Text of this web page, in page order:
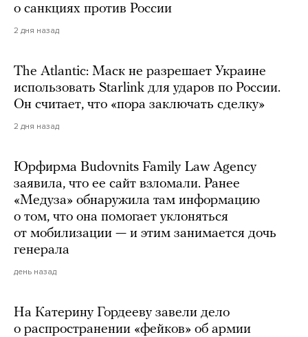
о санкциях против России
2 дня назад
The Atlantic: Маск не разрешает Украине
использовать Starlink для ударов по России.
Он считает, что «пора заключать сделку»
2 дня назад
Юрфирма Budovnits Family Law Agency
заявила, что ее сайт взломали. Ранее
«Медуза» обнаружила там информацию
о том, что она помогает уклоняться
от мобилизации — и этим занимается дочь
генерала
день назад
На Катерину Гордееву завели дело
о распространении «фейков» об армии